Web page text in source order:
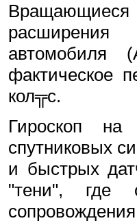
расширения
автомобиля
фактическое
кол╦с.
Гироскоп
спутниковых
и быстрых
"тени", где